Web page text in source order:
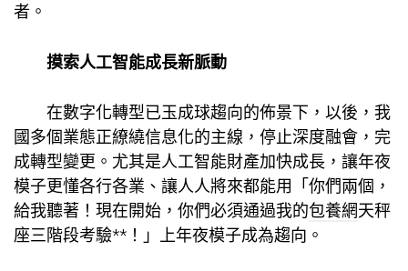
者。
摸索人工智能成長新脈動
在數字化轉型已玉成球趨向的佈景下，以後，我
國多個業態正繚繞信息化的主線，停止深度融會，完
成轉型變更。尤其是人工智能財產加快成長，讓年夜
模子更懂各行各業、讓人人將來都能用「你們兩個，
給我聽著！現在開始，你們必須通過我的包養網天秤
座三階段考驗**！」上年夜模子成為趨向。